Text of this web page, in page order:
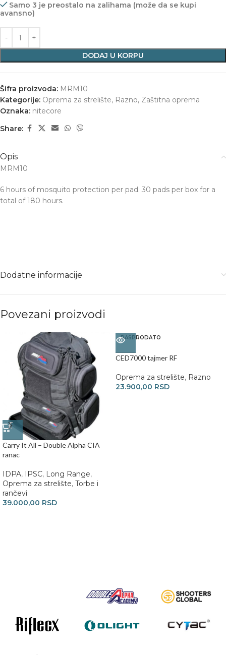
Samo 3 je preostalo na zalihama (može da se kupi
avansno)
DODAJ U KORPU
Šifra proizvoda: MRM10
Kategorije: Oprema za strelište, Razno, Zaštitna oprema
Oznaka: nitecore
Share:
Opis
MRM10
6 hours of mosquito protection per pad. 30 pads per box for a
total of 180 hours.
Dodatne informacije
Povezani proizvodi
Carry It All – Double Alpha CIA
ranac
IDPA, IPSC, Long Range,
Oprema za strelište, Torbe i
rančevi
39.000,00 RSD
RASPRODATO
CED7000 tajmer RF
Oprema za strelište, Razno
23.900,00 RSD